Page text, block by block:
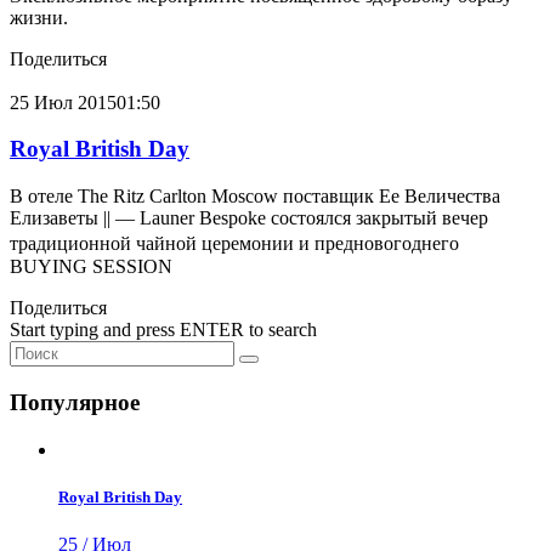
жизни.
Поделиться
25 Июл 201501:50
Royal British Day
В отеле The Ritz Carlton Moscow поставщик Ее Величества
Елизаветы || — Launer Bespoke состоялся закрытый вечер
традиционной чайной церемонии и предновогоднего
BUYING SESSION
Поделиться
Start typing and press ENTER to search
Популярное
Royal British Day
25 / Июл